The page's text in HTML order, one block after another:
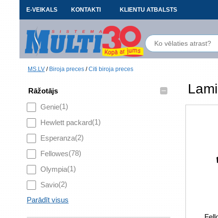
E-VEIKALS KONTAKTI KLIENTU ATBALSTS
MS.LV / Biroja preces /Citi biroja preces
Rāžotājs
–
Genie(1)
Hewlett packard(1)
Esperanza(2)
Fellowes(78)
Olympia(1)
Savio(2)
Parādīt visus